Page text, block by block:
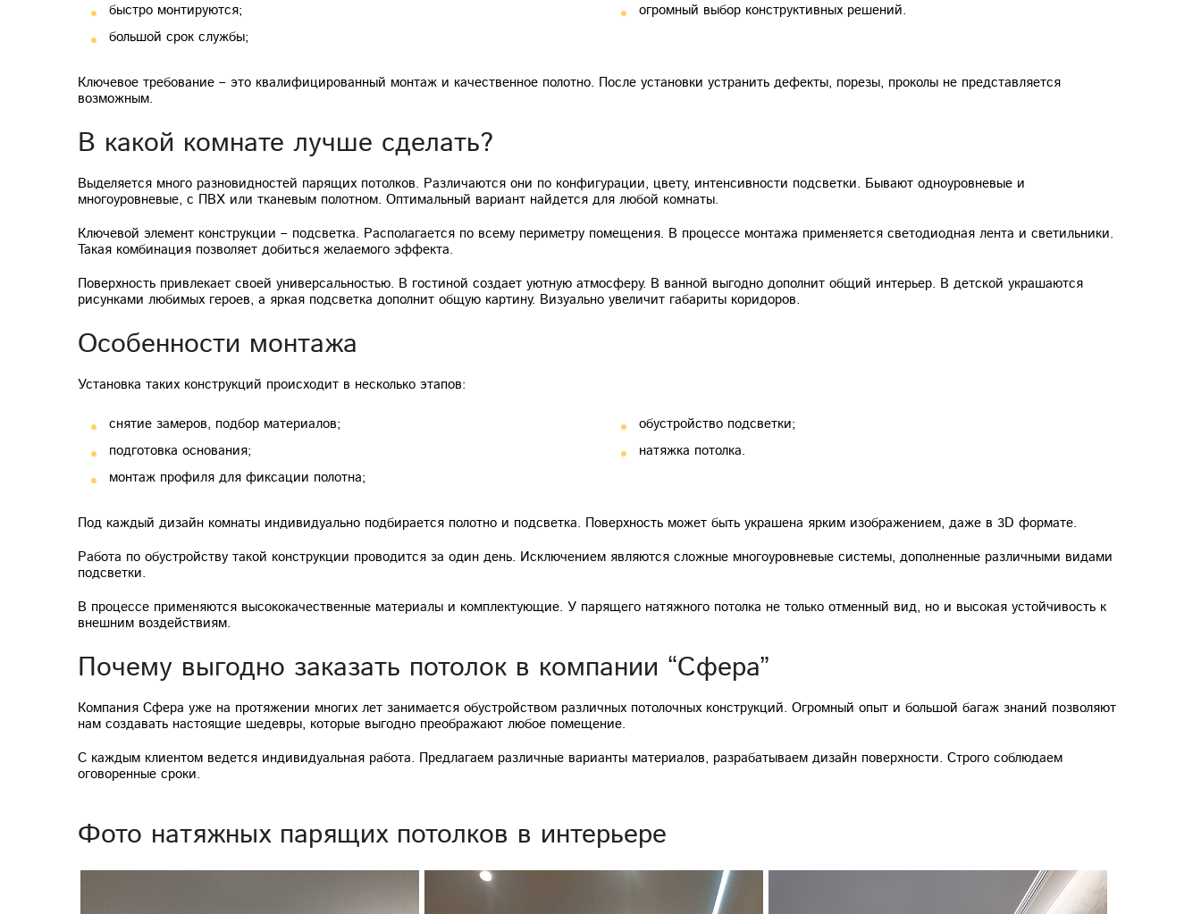
быстро монтируются;
большой срок службы;
огромный выбор конструктивных решений.
Ключевое требование – это квалифицированный монтаж и качественное полотно. После установки устранить дефекты, порезы, проколы не представляется
возможным.
В какой комнате лучше сделать?
Выделяется много разновидностей парящих потолков. Различаются они по конфигурации, цвету, интенсивности подсветки. Бывают одноуровневые и
многоуровневые, с ПВХ или тканевым полотном. Оптимальный вариант найдется для любой комнаты.
Ключевой элемент конструкции – подсветка. Располагается по всему периметру помещения. В процессе монтажа применяется светодиодная лента и светильники.
Такая комбинация позволяет добиться желаемого эффекта.
Поверхность привлекает своей универсальностью. В гостиной создает уютную атмосферу. В ванной выгодно дополнит общий интерьер. В детской украшаются
рисунками любимых героев, а яркая подсветка дополнит общую картину. Визуально увеличит габариты коридоров.
Особенности монтажа
Установка таких конструкций происходит в несколько этапов:
снятие замеров, подбор материалов;
подготовка основания;
монтаж профиля для фиксации полотна;
обустройство подсветки;
натяжка потолка.
Под каждый дизайн комнаты индивидуально подбирается полотно и подсветка. Поверхность может быть украшена ярким изображением, даже в 3D формате.
Работа по обустройству такой конструкции проводится за один день. Исключением являются сложные многоуровневые системы, дополненные различными видами
подсветки.
В процессе применяются высококачественные материалы и комплектующие. У парящего натяжного потолка не только отменный вид, но и высокая устойчивость к
внешним воздействиям.
Почему выгодно заказать потолок в компании “Сфера”
Компания Сфера уже на протяжении многих лет занимается обустройством различных потолочных конструкций. Огромный опыт и большой багаж знаний позволяют
нам создавать настоящие шедевры, которые выгодно преображают любое помещение.
С каждым клиентом ведется индивидуальная работа. Предлагаем различные варианты материалов, разрабатываем дизайн поверхности. Строго соблюдаем
оговоренные сроки.
Фото натяжных парящих потолков в интерьере